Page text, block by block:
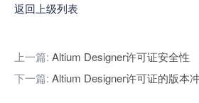
返回上级列表
上一篇: Altium Designer许可证安全性
下一篇: Altium Designer许可证的版本